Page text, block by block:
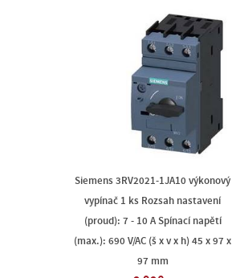
Siemens 3RV2021-1JA10 výkonový
vypínač 1 ks Rozsah nastavení
(proud): 7 - 10 A Spínací napětí
(max.): 690 V/AC (š x v x h) 45 x 97 x
97 mm